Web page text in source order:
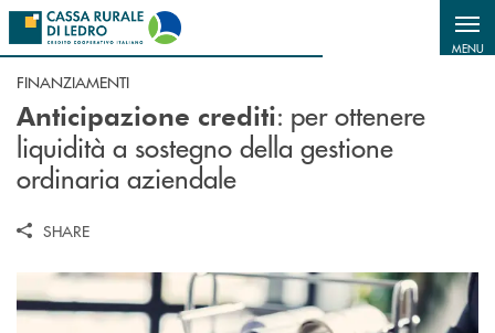
Salta al contenuto principale
MENU
FINANZIAMENTI
Anticipazione crediti: per ottenere
liquidità a sostegno della gestione
ordinaria aziendale
SHARE